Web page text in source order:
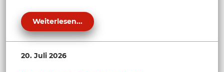
Weiterlesen...
20. Juli 2026